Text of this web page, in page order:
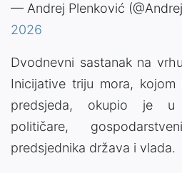
— Andrej Plenković
2026
Dvodnevni sastanak na
Inicijative triju mora,
predsjeda, okupio je u
političare,
predsjednika država i vlada.